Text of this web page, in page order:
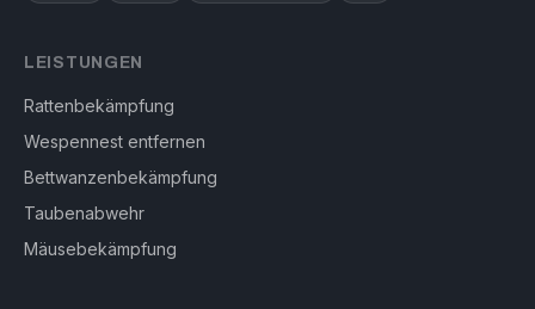
LEISTUNGEN
Rattenbekämpfung
Wespennest entfernen
Bettwanzenbekämpfung
Taubenabwehr
Mäusebekämpfung